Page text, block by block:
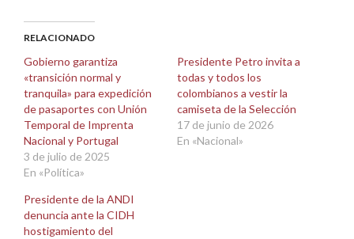
(Se
abre
una
ventana
nueva)
(Se
abre
una
ventana
nueva)
RELACIONADO
Gobierno garantiza
«transición normal y
tranquila» para expedición
de pasaportes con Unión
Temporal de Imprenta
Nacional y Portugal
3 de julio de 2025
En «Política»
Presidente Petro invita a
todas y todos los
colombianos a vestir la
camiseta de la Selección
17 de junio de 2026
En «Nacional»
Presidente de la ANDI
denuncia ante la CIDH
hostigamiento del